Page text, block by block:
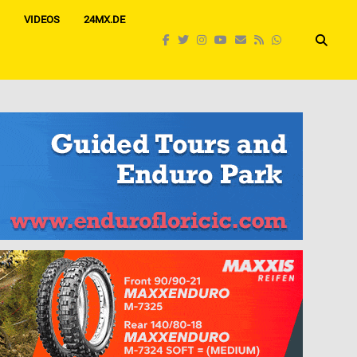
VIDEOS 24MX.DE